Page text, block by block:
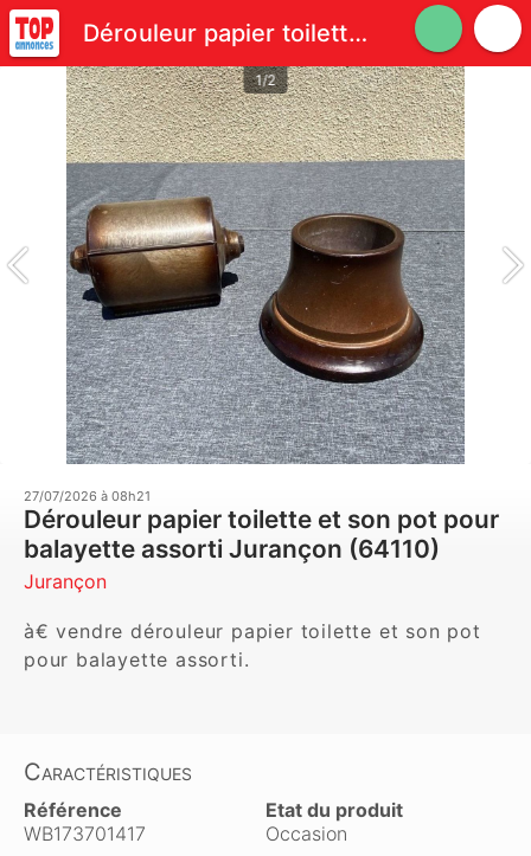
Dérouleur papier toilette et son pot pour balayette assorti
1/2
27/07/2026 à 08h21
Dérouleur papier toilette et son pot pour
balayette assorti Jurançon (64110)
Jurançon
à€ vendre dérouleur papier toilette et son pot
pour balayette assorti.
Caractéristiques
Référence
WB173701417
Etat du produit
Occasion